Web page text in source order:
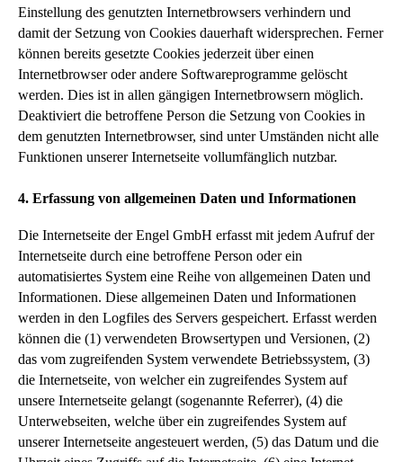
Einstellung des genutzten Internetbrowsers verhindern und
damit der Setzung von Cookies dauerhaft widersprechen. Ferner
können bereits gesetzte Cookies jederzeit über einen
Internetbrowser oder andere Softwareprogramme gelöscht
werden. Dies ist in allen gängigen Internetbrowsern möglich.
Deaktiviert die betroffene Person die Setzung von Cookies in
dem genutzten Internetbrowser, sind unter Umständen nicht alle
Funktionen unserer Internetseite vollumfänglich nutzbar.
4. Erfassung von allgemeinen Daten und Informationen
Die Internetseite der Engel GmbH erfasst mit jedem Aufruf der
Internetseite durch eine betroffene Person oder ein
automatisiertes System eine Reihe von allgemeinen Daten und
Informationen. Diese allgemeinen Daten und Informationen
werden in den Logfiles des Servers gespeichert. Erfasst werden
können die (1) verwendeten Browsertypen und Versionen, (2)
das vom zugreifenden System verwendete Betriebssystem, (3)
die Internetseite, von welcher ein zugreifendes System auf
unsere Internetseite gelangt (sogenannte Referrer), (4) die
Unterwebseiten, welche über ein zugreifendes System auf
unserer Internetseite angesteuert werden, (5) das Datum und die